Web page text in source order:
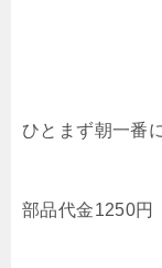
ひとまず朝一番
部品代金1250